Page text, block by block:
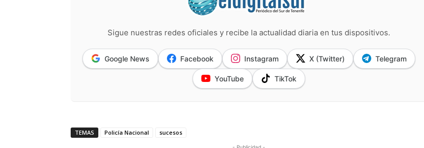
Sigue nuestras redes oficiales y recibe la actualidad diaria en tus dispositivos.
Google News Facebook Instagram X (Twitter) Telegram
YouTube TikTok
TEMAS Policía Nacional sucesos